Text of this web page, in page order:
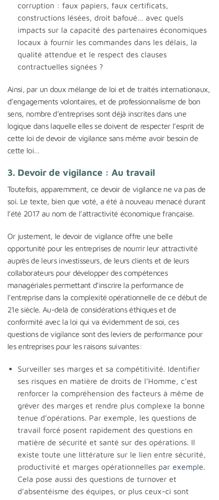
corruption : faux papiers, faux certificats,
constructions lésées, droit bafoué… avec quels
impacts sur la capacité des partenaires économiques
locaux à fournir les commandes dans les délais, la
qualité attendue et le respect des clauses
contractuelles signées ?
Ainsi, par un doux mélange de loi et de traités internationaux,
d’engagements volontaires, et de professionnalisme de bon
sens, nombre d’entreprises sont déjà inscrites dans une
logique dans laquelle elles se doivent de respecter l’esprit de
cette loi de devoir de vigilance sans même avoir besoin de
cette loi…
3. Devoir de vigilance : Au travail
Toutefois, apparemment, ce devoir de vigilance ne va pas de
soi. Le texte, bien que voté, a été à nouveau menacé durant
l’été 2017 au nom de l’attractivité économique française.
Or justement, le devoir de vigilance offre une belle
opportunité pour les entreprises de nourrir leur attractivité
auprès de leurs investisseurs, de leurs clients et de leurs
collaborateurs pour développer des compétences
managériales permettant d’inscrire la performance de
l’entreprise dans la complexité opérationnelle de ce début de
21e siècle. Au-delà de considérations éthiques et de
conformité avec la loi qui va évidemment de soi, ces
questions de vigilance sont des leviers de performance pour
les entreprises pour les raisons suivantes:
Surveiller ses marges et sa compétitivité. Identifier
ses risques en matière de droits de l’Homme, c’est
renforcer la compréhension des facteurs à même de
gréver des marges et rendre plus complexe la bonne
tenue d’opérations. Par exemple, les questions de
travail forcé posent rapidement des questions en
matière de sécurité et santé sur des opérations. Il
existe toute une littérature sur le lien entre sécurité,
productivité et marges opérationnelles par exemple.
Cela pose aussi des questions de turnover et
d’absentéisme des équipes, or plus ceux-ci sont